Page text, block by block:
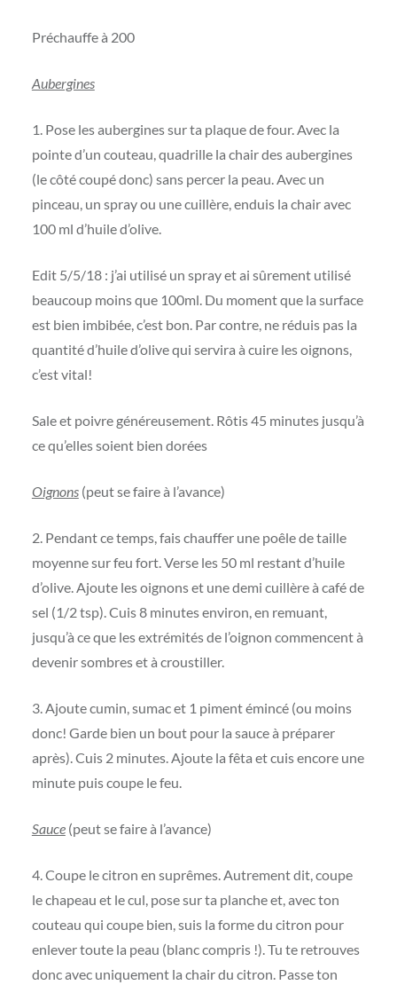
Préchauffe à 200
Aubergines
1. Pose les aubergines sur ta plaque de four. Avec la
pointe d’un couteau, quadrille la chair des aubergines
(le côté coupé donc) sans percer la peau. Avec un
pinceau, un spray ou une cuillère, enduis la chair avec
100 ml d’huile d’olive.
Edit 5/5/18 : j’ai utilisé un spray et ai sûrement utilisé
beaucoup moins que 100ml. Du moment que la surface
est bien imbibée, c’est bon. Par contre, ne réduis pas la
quantité d’huile d’olive qui servira à cuire les oignons,
c’est vital!
Sale et poivre généreusement. Rôtis 45 minutes jusqu’à
ce qu’elles soient bien dorées
Oignons(peut se faire à l’avance)
2. Pendant ce temps, fais chauffer une poêle de taille
moyenne sur feu fort. Verse les 50 ml restant d’huile
d’olive. Ajoute les oignons et une demi cuillère à café de
sel (1/2 tsp). Cuis 8 minutes environ, en remuant,
jusqu’à ce que les extrémités de l’oignon commencent à
devenir sombres et à croustiller.
3. Ajoute cumin, sumac et 1 piment émincé (ou moins
donc! Garde bien un bout pour la sauce à préparer
après). Cuis 2 minutes. Ajoute la fêta et cuis encore une
minute puis coupe le feu.
Sauce(peut se faire à l’avance)
4. Coupe le citron en suprêmes. Autrement dit, coupe
le chapeau et le cul, pose sur ta planche et, avec ton
couteau qui coupe bien, suis la forme du citron pour
enlever toute la peau (blanc compris !). Tu te retrouves
donc avec uniquement la chair du citron. Passe ton